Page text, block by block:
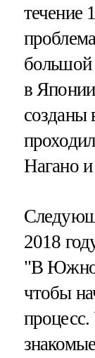
течение
большой
в
созданы
Нагано
2018
"В
чтобы